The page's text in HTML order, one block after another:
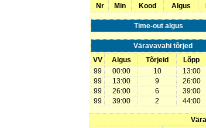
Nr
Min Kood Algus
Time-out algus
Väravavahi tõrjed
VV
Algus Tõrjeid
Lõpp
99
00:00 10
13:00
99
13:00 9
26:00
99
26:00 6
39:00
99
39:00 2 44:00